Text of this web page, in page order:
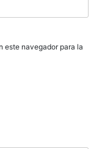
este navegador para la